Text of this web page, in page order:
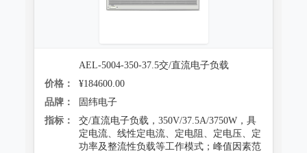
AEL-5004-350-37.5交/直流电子负载
价格：
¥184600.00
品牌：
固纬电子
指标：
交/直流电子负载，350V/37.5A/3750W，具
定电流、线性定电流、定电阻、定电压、定
功率及整流性负载等工作模式；峰值因素范